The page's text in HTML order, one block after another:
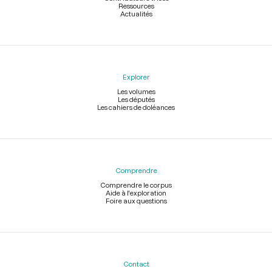
Ressources
Actualités
Explorer
Les volumes
Les députés
Les cahiers de doléances
Comprendre
Comprendre le corpus
Aide à l'exploration
Foire aux questions
Contact